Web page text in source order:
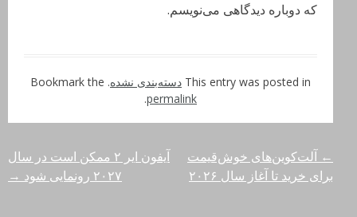
که دوباره دیدگاهی می‌نویسم.
This entry was posted in دسته‌بندی نشده. Bookmark the
permalink
.
راهبری
← آلت‌کوین‌های خوش‌قیمت
برای خرید تا آغاز سال ۲۰۲۶
آیفون ایر ۲ ممکن است در سال
۲۰۲۷ رونمایی شود
→